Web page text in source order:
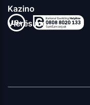
Kazino
Vlerësime